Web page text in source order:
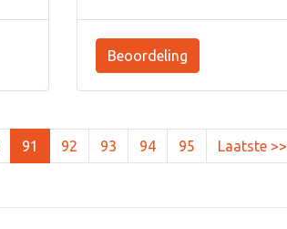
Beoordeling
91 92 93 94 95 Laatste >>